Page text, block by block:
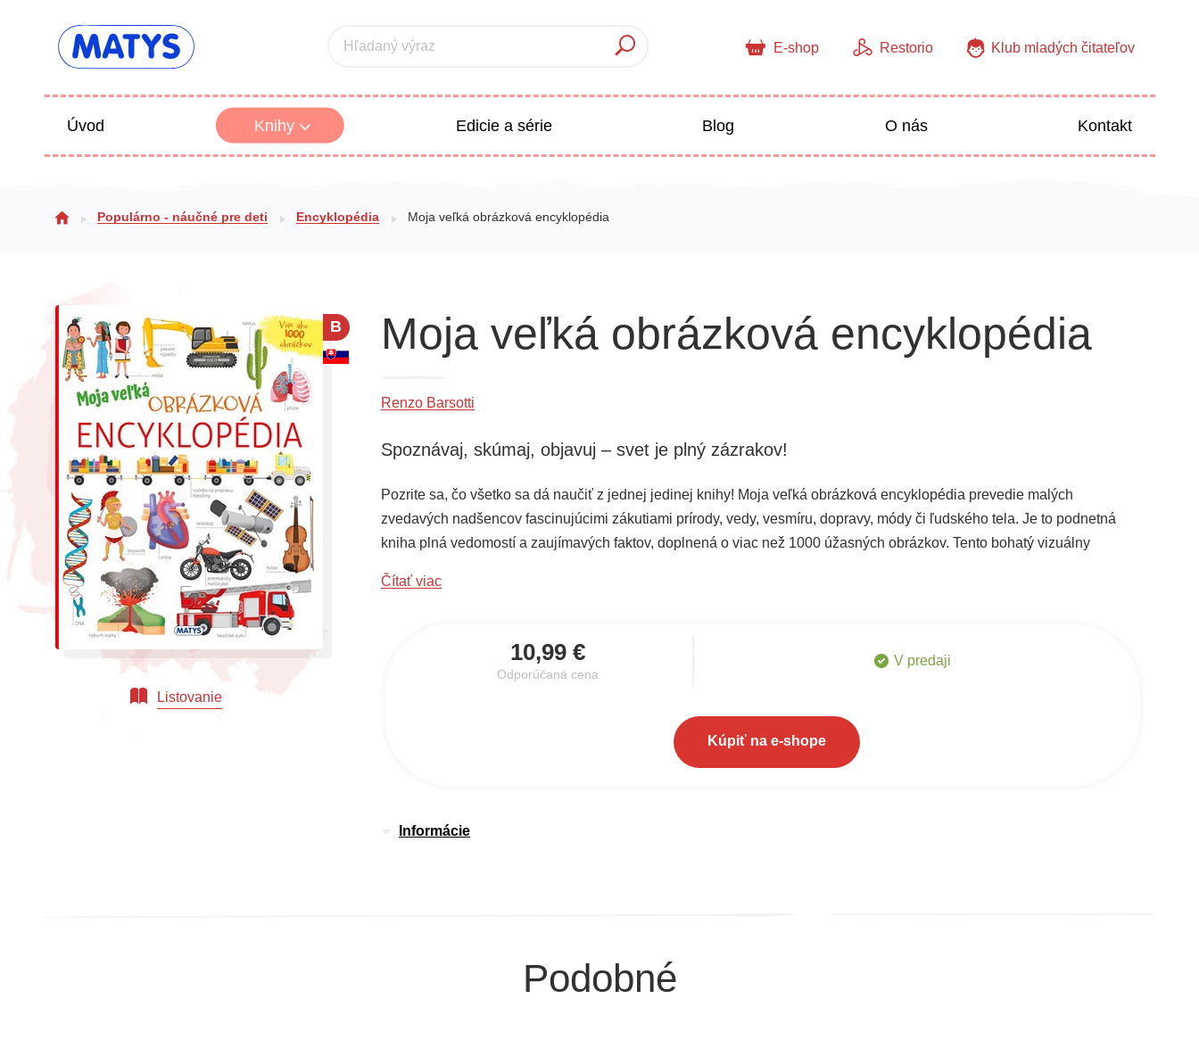
Hľadaný výraz E-shop Restorio Klub mladých čitateľov
Úvod Knihy
Všetky kategórie
Edicie a série Blog O nás Kontakt
Populárno - náučné pre deti Encyklopédia Moja veľká obrázková encyklopédia
B
Listovanie
Moja veľká obrázková encyklopédia
Renzo Barsotti
Spoznávaj, skúmaj, objavuj – svet je plný zázrakov!
Pozrite sa, čo všetko sa dá naučiť z jednej jedinej knihy! Moja veľká obrázková encyklopédia prevedie malých
zvedavých nadšencov fascinujúcimi zákutiami prírody, vedy, vesmíru, dopravy, módy či ľudského tela. Je to podnetná
kniha plná vedomostí a zaujímavých faktov, doplnená o viac než 1000 úžasných obrázkov. Tento bohatý vizuálny
dobrodružstvo poznávania sa môže začať!
Čítať viac
10,99 €
Odporúčaná cena
V predaji
Kúpiť na e-shope
Informácie
Podobné